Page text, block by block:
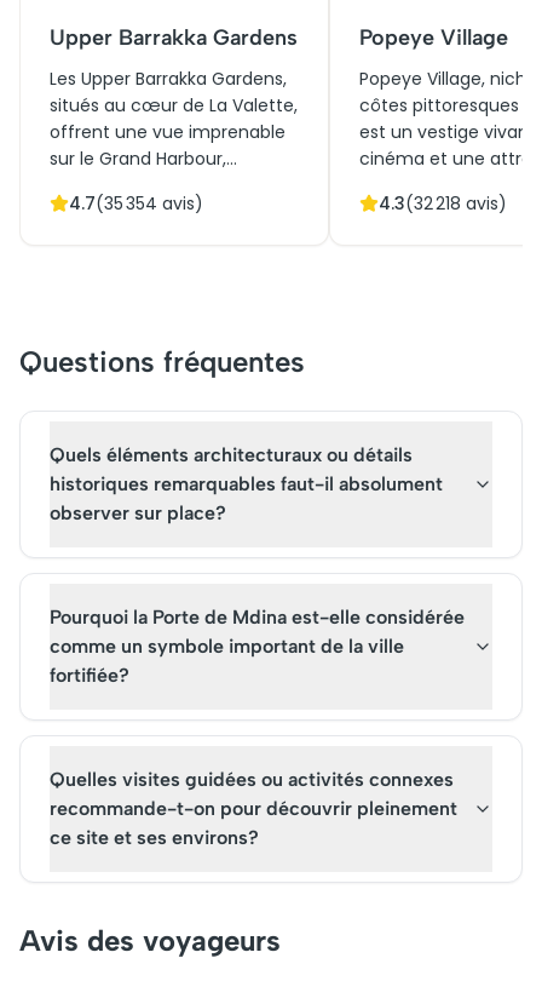
Upper Barrakka Gardens
Les Upper Barrakka Gardens,
situés au cœur de La Valette,
offrent une vue imprenable
sur le Grand Harbour,
maritime de Malte. Créés à
beauté naturelle et
architecture harmonieuse.
café accueillant et de points
de vue idéaux pour capturer
des souvenirs
photographiques
inoubliables.
4.7(35 354 avis)
Popeye Village
Popeye Village, niché
côtes pittoresques
est un vestige vivant
cinéma et une
comme décor pour
époustouflant,
promenades en
des restaurants. Un
l'histoire
et l'authenticité
4.3(32 218 avis)
Questions fréquentes
Quels éléments architecturaux ou détails
historiques remarquables faut-il absolument
observer sur place?
Pourquoi la Porte de Mdina est-elle considérée
comme un symbole important de la ville
fortifiée?
Quelles visites guidées ou activités connexes
recommande-t-on pour découvrir pleinement
ce site et ses environs?
Avis des voyageurs